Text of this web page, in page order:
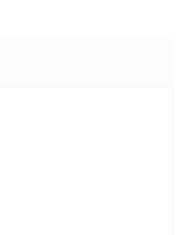
hvězdiček.